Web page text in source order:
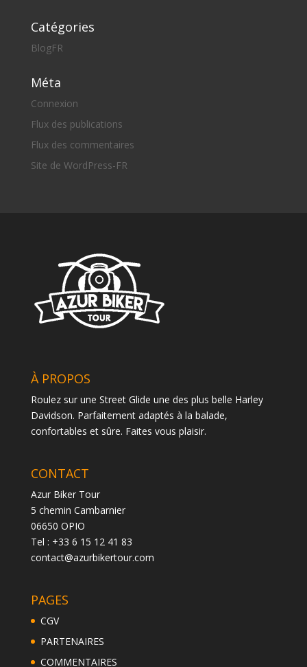
Catégories
BlogFR
Méta
Connexion
Flux des publications
Flux des commentaires
Site de WordPress-FR
À PROPOS
Roulez sur une Street Glide une des plus belle Harley
Davidson. Parfaitement adaptés à la balade,
confortables et sûre. Faites vous plaisir.
CONTACT
Azur Biker Tour
5 chemin Cambarnier
06650 OPIO
Tel : +33 6 15 12 41 83
contact@azurbikertour.com
PAGES
CGV
PARTENAIRES
COMMENTAIRES